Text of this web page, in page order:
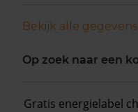
Bekijk alle gegevens
Op zoek naar een
Gratis energielabel